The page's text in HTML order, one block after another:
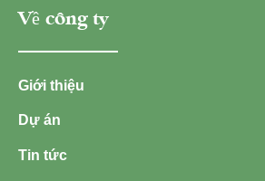
Về công ty
Giới thiệu
Dự án
Tin tức